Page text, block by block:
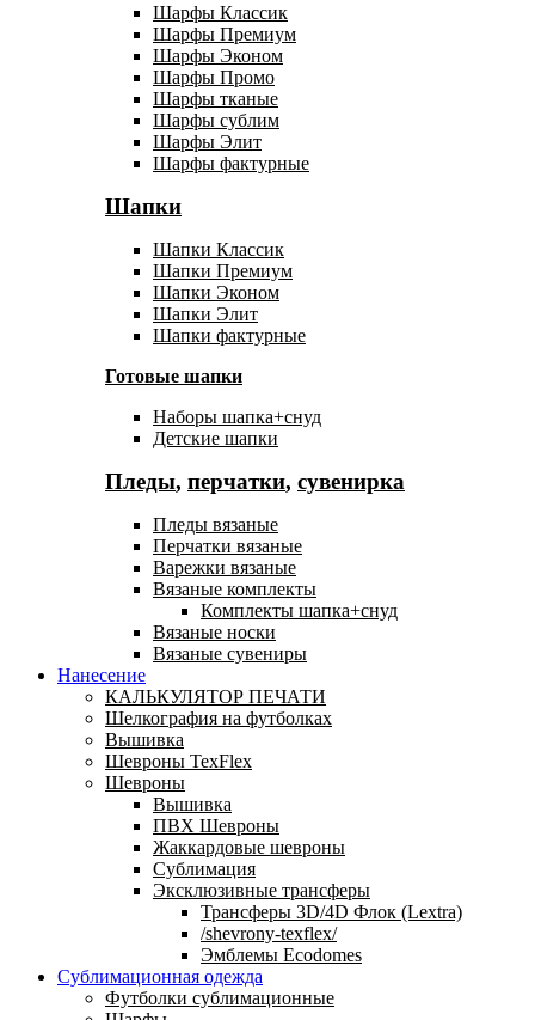
Шарфы Классик
Шарфы Премиум
Шарфы Эконом
Шарфы Промо
Шарфы тканые
Шарфы сублим
Шарфы Элит
Шарфы фактурные
Шапки
Шапки Классик
Шапки Премиум
Шапки Эконом
Шапки Элит
Шапки фактурные
Готовые шапки
Наборы шапка+снуд
Детские шапки
Пледы, перчатки, сувенирка
Пледы вязаные
Перчатки вязаные
Варежки вязаные
Вязаные комплекты
Комплекты шапка+снуд
Вязаные носки
Вязаные сувениры
Нанесение
КАЛЬКУЛЯТОР ПЕЧАТИ
Шелкография на футболках
Вышивка
Шевроны TexFlex
Шевроны
Вышивка
ПВХ Шевроны
Жаккардовые шевроны
Сублимация
Эксклюзивные трансферы
Трансферы 3D/4D Флок (Lextra)
/shevrony-texflex/
Эмблемы Ecodomes
Сублимационная одежда
Футболки сублимационные